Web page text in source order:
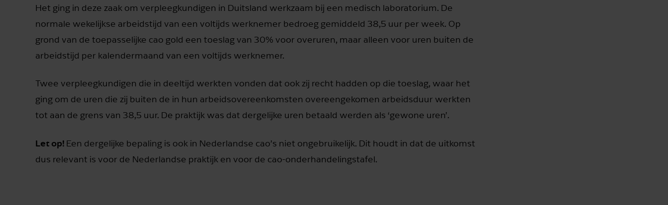
Het ging in deze zaak om verpleegkundigen in Duitsland werkzaam bij een medisch laboratorium. De
normale wekelijkse arbeidstijd van een voltijds werknemer bedroeg gemiddeld 38,5 uur per week. Op
grond van de toepasselijke cao gold een toeslag van 30% voor overuren, maar alleen voor uren buiten de
arbeidstijd per kalendermaand van een voltijds werknemer.
Twee verpleegkundigen die in deeltijd werkten vonden dat ook zij recht hadden op die toeslag, waar het
ging om de uren die zij buiten de in hun arbeidsovereenkomsten overeengekomen arbeidsduur werkten
tot aan de grens van 38,5 uur. De praktijk was dat dergelijke uren betaald werden als ‘gewone uren’.
Let op! Een dergelijke bepaling is ook in Nederlandse cao’s niet ongebruikelijk. Dit houdt in dat de uitkomst
dus relevant is voor de Nederlandse praktijk en voor de cao-onderhandelingstafel.